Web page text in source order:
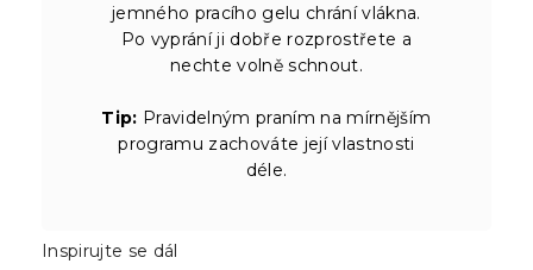
jemného pracího gelu chrání vlákna.
Po vyprání ji dobře rozprostřete a
nechte volně schnout.
Tip: Pravidelným praním na mírnějším
programu zachováte její vlastnosti
déle.
Inspirujte se dál